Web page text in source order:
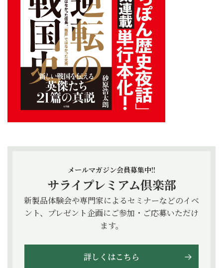
メールマガジン会員募集中!!
サライプレミアム倶楽部
新製品体験会や専門家によるセミナーなどのイベ
ント、プレゼント企画にご参加・ご応募いただけ
ます。
詳しくはこちら